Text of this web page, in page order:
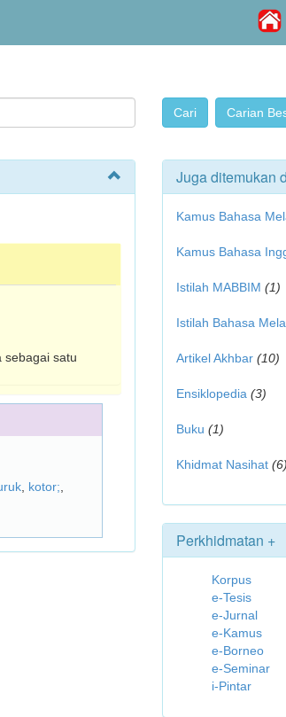
sebagai satu
kotor;
Juga ditemukan
Kamus Bahasa
Kamus Bahasa
Istilah MABBIM (1)
Istilah Bahasa
Artikel Akhbar (10)
Ensiklopedia (3)
Buku (1)
Khidmat Nasihat (6)
Perkhidmatan +
Korpus
e-Tesis
e-Jurnal
e-Kamus
e-Borneo
e-Seminar
i-Pintar